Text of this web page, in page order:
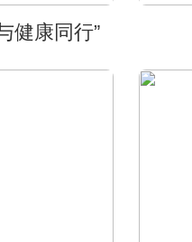
健康同行”